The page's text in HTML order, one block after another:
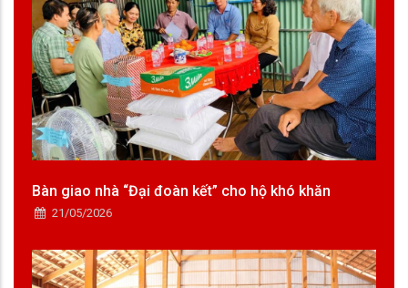
Bàn giao nhà “Đại đoàn kết” cho hộ khó khăn
21/05/2026